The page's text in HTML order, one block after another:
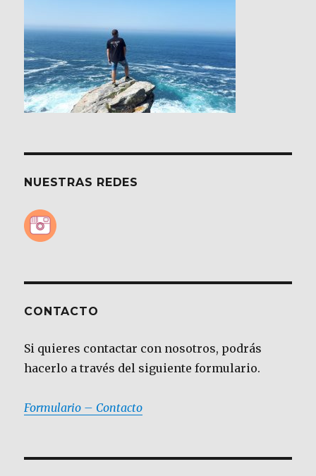
NUESTRAS REDES
CONTACTO
Si quieres contactar con nosotros, podrás
hacerlo a través del siguiente formulario.
Formulario – Contacto